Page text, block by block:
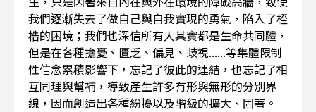
我們逐漸失去了做自己與自我實現的勇氣，陷入了桎
梏的困境；我們也深信所有人其實都是生命共同體，
但是在各種擔憂、匱乏、偏見、歧視......等集體限制
性信念累積影響下，忘記了彼此的連結，也忘記了相
互同理與幫補，導致產生許多有形與無形的分別界
線，因而創造出各種紛擾以及階級的擴大、固著。